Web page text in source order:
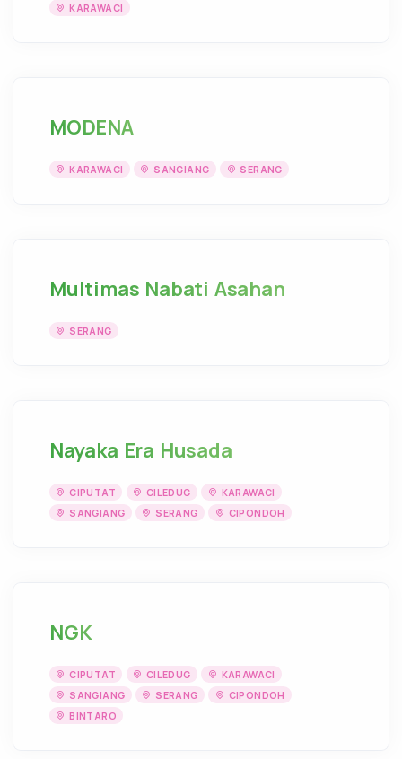
KARAWACI
MODENA
KARAWACI SANGIANG SERANG
Multimas Nabati Asahan
SERANG
Nayaka Era Husada
CIPUTAT CILEDUG
KARAWACI
SANGIANG
SERANG CIPONDOH
NGK
CIPUTAT CILEDUG
KARAWACI
SANGIANG
SERANG
CIPONDOH
BINTARO